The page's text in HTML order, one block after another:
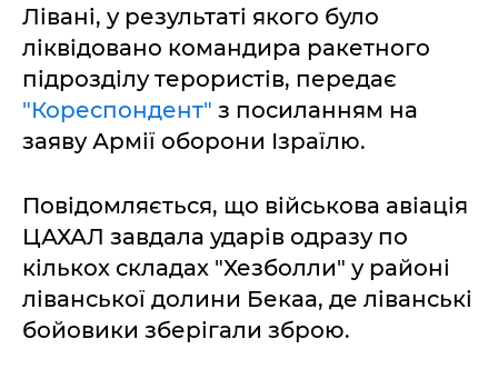
Лівані, у результаті якого було
ліквідовано командира ракетного
підрозділу терористів, передає
"Кореспондент" з посиланням на
заяву Армії оборони Ізраїлю.
Повідомляється, що військова авіація
ЦАХАЛ завдала ударів одразу по
кількох складах "Хезболли" у районі
ліванської долини Бекаа, де ліванські
бойовики зберігали зброю.